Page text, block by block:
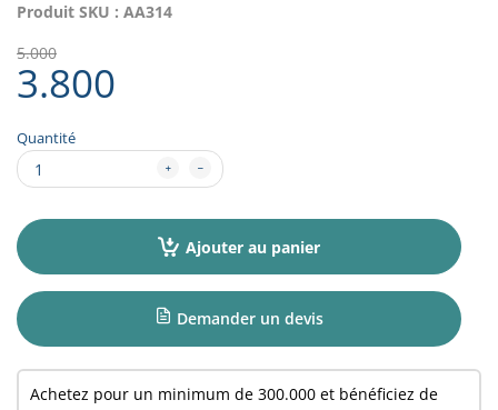
Produit SKU : AA314
3.800
5.000
Quantité
Ajouter au panier
Demander un devis
Achetez pour un minimum de 300.000 et bénéficiez de